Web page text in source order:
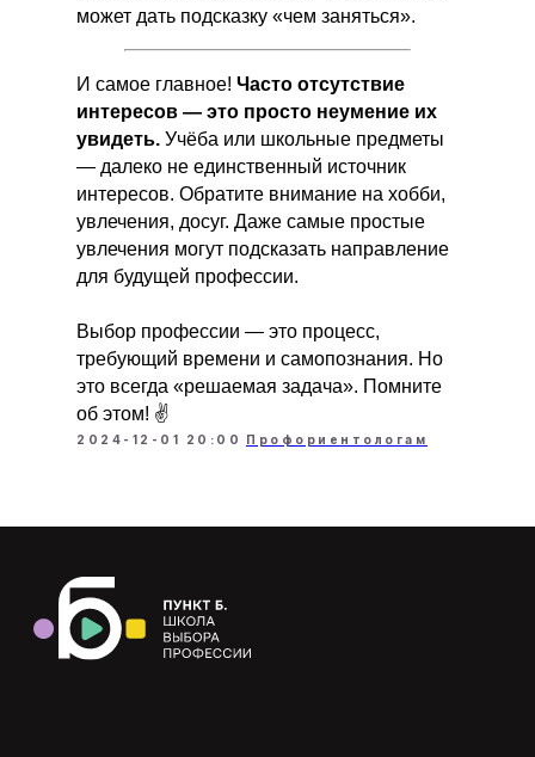
может дать подсказку «чем заняться».
И самое главное! Часто отсутствие
интересов — это просто неумение их
увидеть. Учёба или школьные предметы
— далеко не единственный источник
интересов. Обратите внимание на хобби,
увлечения, досуг. Даже самые простые
увлечения могут подсказать направление
для будущей профессии.
Выбор профессии — это процесс,
требующий времени и самопознания. Но
это всегда «решаемая задача». Помните
об этом! ✌️
2024-12-01 20:00 Профориентологам
PUNKT B
События
Политика конфиденциальности
СМИ о нас
Статьи
Образовательная лицензия
Договор оферты